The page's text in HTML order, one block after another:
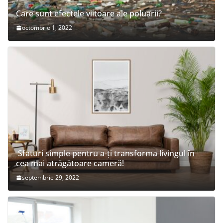
Care sunt efectele viitoare ale poluarii?
octombrie 1, 2022
Sfaturi simple pentru a-ți transforma livingul în
cea mai atrăgătoare cameră!
septembrie 29, 2022